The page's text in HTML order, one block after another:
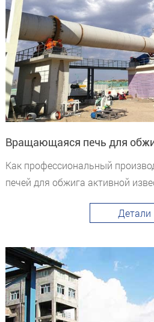
Как профессиональный
печей для обжига активной
Детали